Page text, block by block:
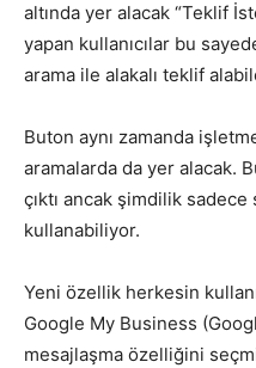
altında yer alacak “Teklif
yapan kullanıcılar bu
arama ile alakalı teklif
Buton aynı zamanda
aramalarda da yer alacak.
çıktı ancak şimdilik
kullanabiliyor.
Yeni özellik herkesin
Google My Business
mesajlaşma özelliğini